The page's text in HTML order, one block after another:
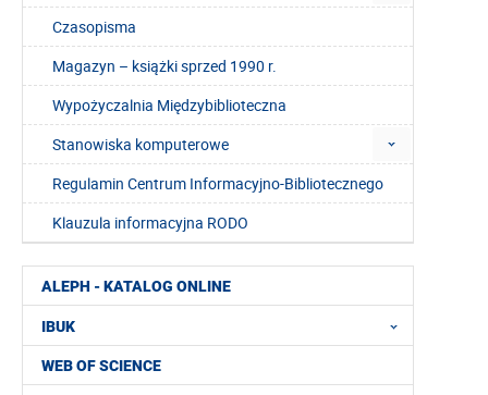
Czasopisma
Magazyn – książki sprzed 1990 r.
Wypożyczalnia Międzybiblioteczna
Stanowiska komputerowe
Regulamin Centrum Informacyjno-Bibliotecznego
Klauzula informacyjna RODO
ALEPH - KATALOG ONLINE
IBUK
WEB OF SCIENCE